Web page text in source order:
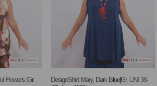
Flowers |Gr.
DesignShirt Mary, Dark Blue|Gr. UNI 38-